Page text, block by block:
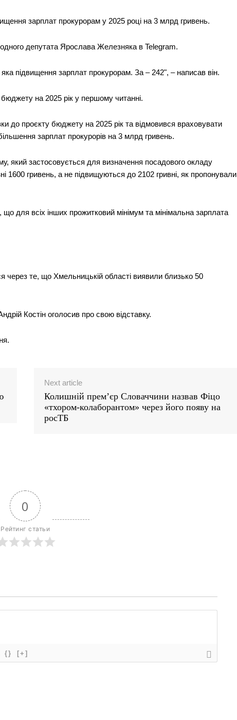
зарплат прокурорам у 2025 році на 3 млрд гривень.
депутата Ярослава Железняка в Telegram.
підвищення зарплат прокурорам. За – 242", – написав він.
на 2025 рік у першому читанні.
до проєкту бюджету на 2025 рік та відмовився враховувати
зарплат прокурорів на 3 млрд гривень.
який застосовується для визначення посадового окладу
1600 гривень, а не підвищуються до 2102 гривні, як пропонували
для всіх інших прожитковий мінімум та мінімальна зарплата
через те, що Хмельницькій області виявили близько 50
Костін оголосив про свою відставку.
Next article
Колишній прем’єр Словаччини назвав Фіцо
«тхором-колаборантом» через його появу на
росТБ
0
Рейтинг статьи
{} [+]